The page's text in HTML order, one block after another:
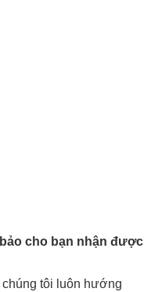
cho bạn nhận được
tôi luôn hướng